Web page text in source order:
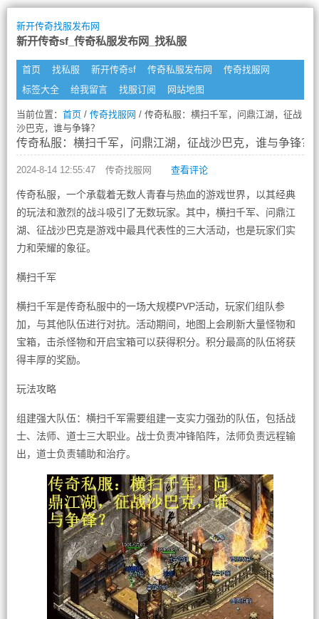
新开传奇找服发布网
新开传奇sf_传奇私服发布网_找私服
首页 找私服 新开传奇sf 传奇私服发布网
传奇找服网
标签大全
给我留言 找服订阅 网站地图
当前位置： 首页/ 传奇找服网 / 传奇私服：横扫千军，问鼎江湖，征战
沙巴克，谁与争锋？
传奇私服：横扫千军，问鼎江湖，征战沙巴克，谁与争锋？
2024-8-14 12:55:47 传奇找服网 查看评论
传奇私服，一个承载着无数人青春与热血的游戏世界，以其经典
的玩法和激烈的战斗吸引了无数玩家。其中，横扫千军、问鼎江
湖、征战沙巴克是游戏中最具代表性的三大活动，也是玩家们实
力和荣耀的象征。
横扫千军
横扫千军是传奇私服中的一场大规模PVP活动，玩家们组队参
加，与其他队伍进行对抗。活动期间，地图上会刷新大量怪物和
宝箱，击杀怪物和开启宝箱可以获得积分。积分最高的队伍将获
得丰厚的奖励。
玩法攻略
组建强大队伍：横扫千军需要组建一支实力强劲的队伍，包括战
士、法师、道士三大职业。战士负责冲锋陷阵，法师负责远程输
出，道士负责辅助和治疗。